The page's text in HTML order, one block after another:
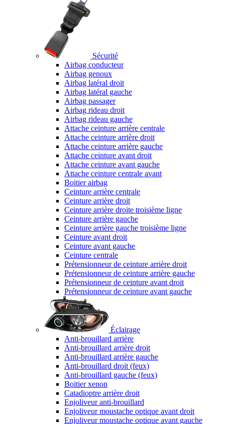
Sécurité
Airbag conducteur
Airbag genoux
Airbag latéral droit
Airbag latéral gauche
Airbag passager
Airbag rideau droit
Airbag rideau gauche
Attache ceinture arrière centrale
Attache ceinture arrière droit
Attache ceinture arrière gauche
Attache ceinture avant droit
Attache ceinture avant gauche
Attache ceinture centrale avant
Boitier airbag
Ceinture arrière centrale
Ceinture arrière droit
Ceinture arrière droite troisième ligne
Ceinture arrière gauche
Ceinture arrière gauche troisième ligne
Ceinture avant droit
Ceinture avant gauche
Ceinture centrale
Prétensionneur de ceinture arrière droit
Prétensionneur de ceinture arrière gauche
Prétensionneur de ceinture avant droit
Prétensionneur de ceinture avant gauche
Éclairage
Anti-brouillard arrière
Anti-brouillard arrière droit
Anti-brouillard arrière gauche
Anti-brouillard droit (feux)
Anti-brouillard gauche (feux)
Boitier xenon
Catadioptre arrière droit
Enjoliveur anti-brouillard
Enjoliveur moustache optique avant droit
Enjoliveur moustache optique avant gauche